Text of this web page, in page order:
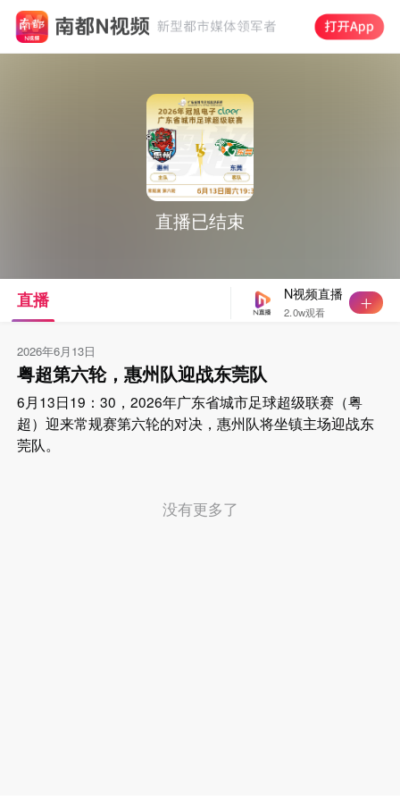
直播已结束
N视频直播
2.0w观看
直播
2026年6月13日
粤超第六轮，惠州队迎战东莞队
6月13日19：30，2026年广东省城市足球超级联赛（粤
超）迎来常规赛第六轮的对决，惠州队将坐镇主场迎战东
莞队。
没有更多了